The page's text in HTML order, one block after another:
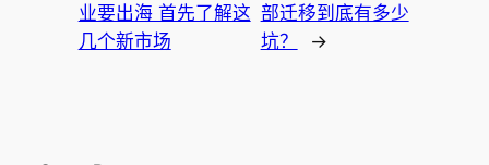
业要出海 首先了解这
几个新市场
部迁移到底有多少
坑？
→